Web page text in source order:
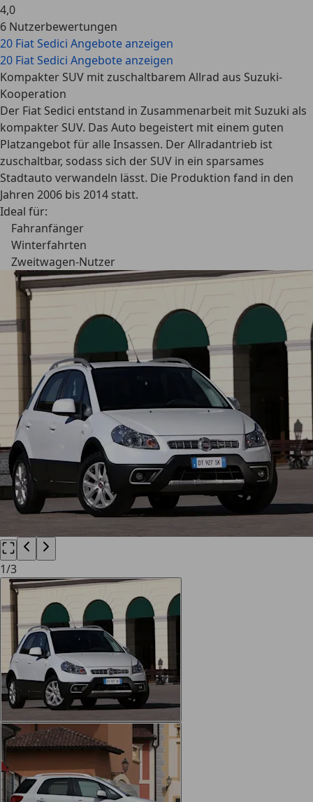
4,0
6 Nutzerbewertungen
20 Fiat Sedici Angebote anzeigen
20 Fiat Sedici Angebote anzeigen
Kompakter SUV mit zuschaltbarem Allrad aus Suzuki-
Kooperation
Der Fiat Sedici entstand in Zusammenarbeit mit Suzuki als
kompakter SUV. Das Auto begeistert mit einem guten
Platzangebot für alle Insassen. Der Allradantrieb ist
zuschaltbar, sodass sich der SUV in ein sparsames
Stadtauto verwandeln lässt. Die Produktion fand in den
Jahren 2006 bis 2014 statt.
Ideal für:
Fahranfänger
Winterfahrten
Zweitwagen-Nutzer
1/3